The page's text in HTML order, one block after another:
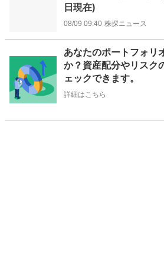
日現在)
08/09 09:40 株探ニュース
あなたのポートフォリ
か？資産配分やリスク
ェックできます。
詳細はこちら